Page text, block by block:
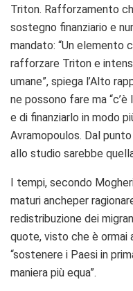
Triton. Rafforzamento
sostegno finanziario e
mandato: “Un elemento
rafforzare Triton e
umane”, spiega l’Alto
ne possono fare ma
e di finanziarlo in modo
Avramopoulos. Dal
allo studio sarebbe
I tempi, secondo
maturi ancheper
redistribuzione dei
quote, visto che è
“sostenere i Paesi in
maniera più equa”.